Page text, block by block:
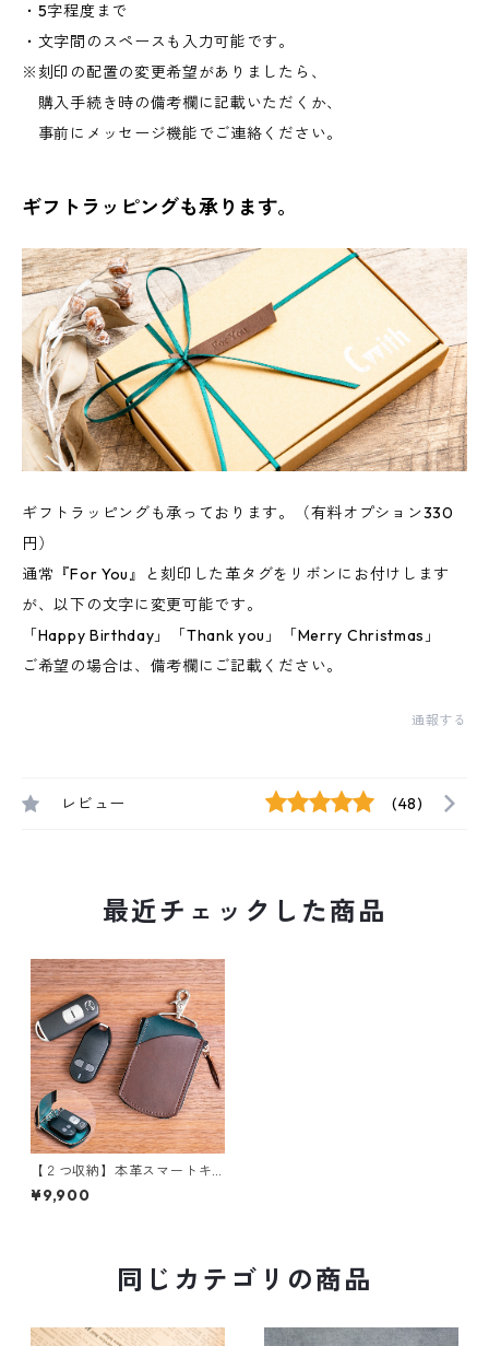
・5字程度まで
・文字間のスペースも入力可能です。
※刻印の配置の変更希望がありましたら、
購入手続き時の備考欄に記載いただくか、
事前にメッセージ機能でご連絡ください。
ギフトラッピングも承ります。
ギフトラッピングも承っております。（有料オプション330
円）
通常『For You』と刻印した革タグをリボンにお付けします
が、以下の文字に変更可能です。
「Happy Birthday」「Thank you」「Merry Christmas」
ご希望の場合は、備考欄にご記載ください。
通報する
レビュー (48)
最近チェックした商品
【２つ収納】本革スマートキ
ーケース（ファスナータイ
プ）
¥9,900
同じカテゴリの商品